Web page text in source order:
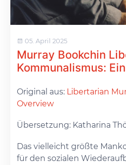
05. April 2025
Murray Bookchin
Kommunalismus:
Original aus: Libertarian
Overview
Übersetzung: Katharina
Das vielleicht größte
für den sozialen